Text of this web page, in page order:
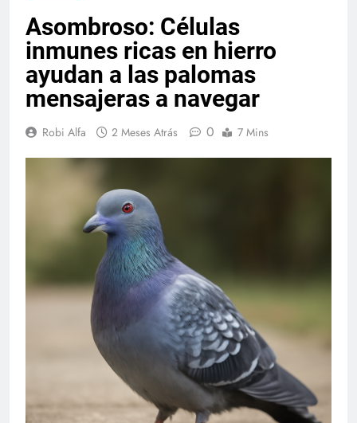
Asombroso: Células
inmunes ricas en hierro
ayudan a las palomas
mensajeras a navegar
Robi Alfa 2 Meses Atrás 0 7 Mins